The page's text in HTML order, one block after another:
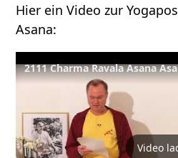
Hier ein Video zur
Asana:
2111 Charma Ravala Asana
Video